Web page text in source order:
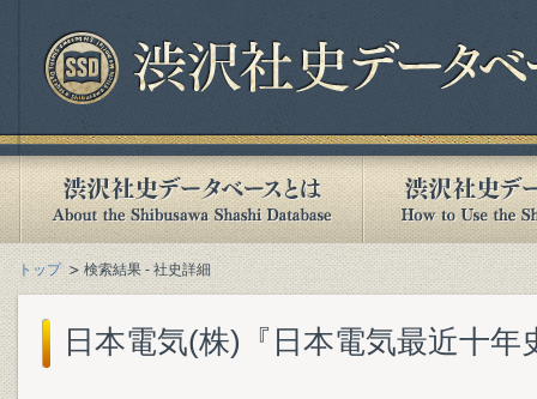
トップ 検索結果 - 社史詳細
日本電気(株)『日本電気最近十